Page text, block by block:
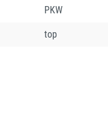
PKW
top